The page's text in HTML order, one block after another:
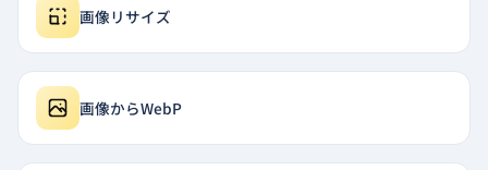
画像リサイズ
画像からWebP